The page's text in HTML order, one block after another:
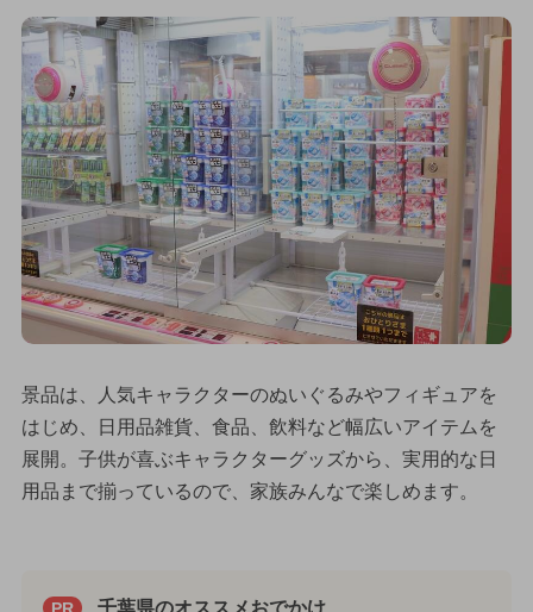
景品は、人気キャラクターのぬいぐるみやフィギュアを
はじめ、日用品雑貨、食品、飲料など幅広いアイテムを
展開。子供が喜ぶキャラクターグッズから、実用的な日
用品まで揃っているので、家族みんなで楽しめます。
PR